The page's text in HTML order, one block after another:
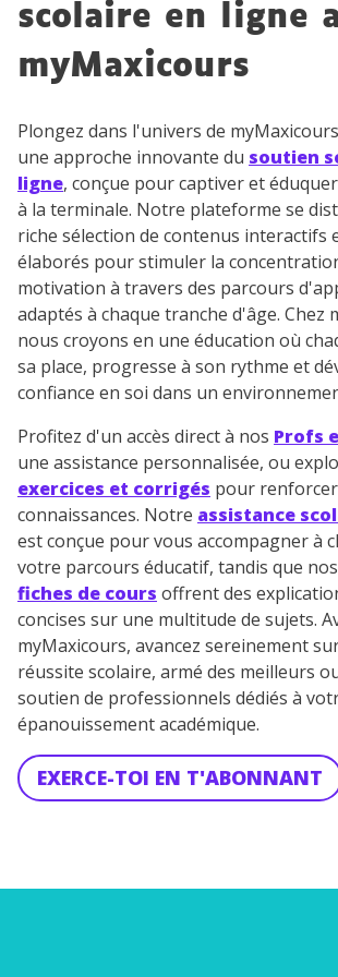
scolaire en ligne
myMaxicours
Plongez dans l'univers de
une approche innovante du soutien
ligne, conçue pour captiver et éduquer
à la terminale. Notre plateforme se
riche sélection de contenus interactifs
élaborés pour stimuler la
motivation à travers des parcours
adaptés à chaque tranche d'âge. Chez
nous croyons en une éducation où
sa place, progresse à son rythme et
confiance en soi dans un
Profitez d'un accès direct à nos Profs
une assistance personnalisée, ou
exercices et corrigés pour
connaissances. Notre assistance
est conçue pour vous accompagner à
votre parcours éducatif, tandis que nos
fiches de cours offrent des
concises sur une multitude de sujets.
myMaxicours, avancez sereinement
réussite scolaire, armé des meilleurs
soutien de professionnels dédiés à
épanouissement académique.
EXERCE-TOI EN T'ABONNANT